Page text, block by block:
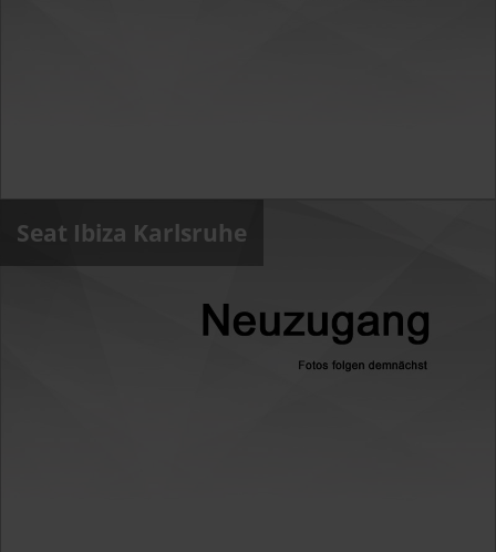
Seat Ibiza Karlsruhe